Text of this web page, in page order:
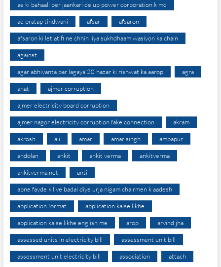
ae ki bahaali per jaankari de up power corporation k md
ae pratap tindwani afsar afsaron
afsaron ki letlatifi ne chhin liya sukhdhaam wasiyon ka chain
against
agar abhiyanta par lagaya 20 hazar ki rishwat ka aarop agra
ahat ajmer corruption
ajmer electricity board corruption
ajmer nagor electricity corruption fake connection akram
akrosh ali amar amar singh ambapur
andolan ankit ankit verma ankitverma
ankitverma.net anti
apne fayde k liye badal diye urja nigam chairmen k aadesh
application format application kaise likhe
application kaise likhe english me arop arvind jha
assessed units in electricity bill assessment unit bill
assessment unit electricity bill association attach